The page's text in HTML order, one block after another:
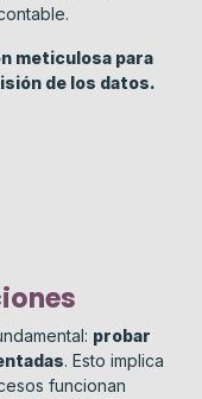
meticulosa para
de los datos.
probar
. Esto implica
funcionan